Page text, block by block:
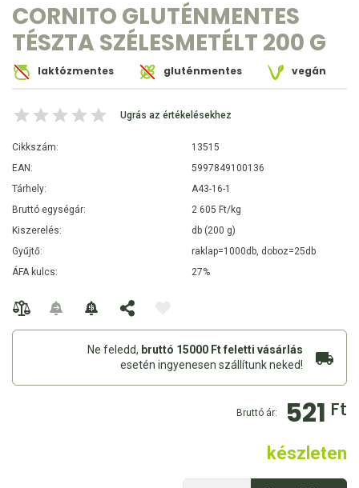
CORNITO GLUTÉNMENTES
TÉSZTA SZÉLESMETÉLT 200 G
laktózmentes gluténmentes vegán
Ugrás az értékelésekhez
Cikkszám:
13515
EAN:
5997849100136
Tárhely:
A43-16-1
Bruttó egységár:
2 605 Ft/kg
Kiszerelés:
db (200 g)
Gyűjtő:
raklap=1000db, doboz=25db
ÁFA kulcs:
27%
Ne feledd, bruttó 15000 Ft feletti vásárlás
esetén ingyenesen szállítunk neked!
Bruttó ár: 521 Ft
készleten